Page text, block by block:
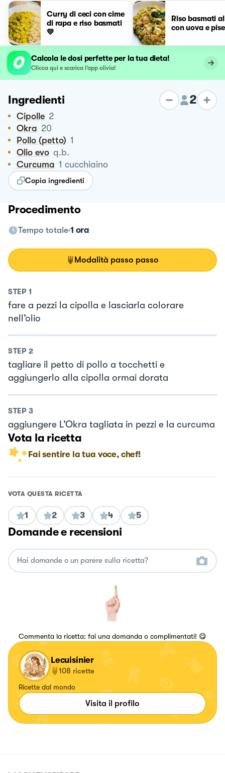
Curry di ceci con cime
di rapa e riso basmati
💛
Riso basmati
con uova e
Calcola le dosi perfette per la tua dieta!
Clicca qui e scarica l’app olivia!
Ingredienti 2
Cipolle 2
Okra 20
Pollo (petto) 1
Olio evo q.b.
Curcuma 1 cucchiaino
Copia ingredienti
Procedimento
Tempo totale 1 ora
Modalità passo passo
STEP 1
fare a pezzi la cipolla e lasciarla colorare
nell’olio
STEP 2
tagliare il petto di pollo a tocchetti e
aggiungerlo alla cipolla ormai dorata
STEP 3
aggiungere L’Okra tagliata in pezzi e la curcuma
Vota la ricetta
Fai sentire la tua voce, chef!
VOTA QUESTA RICETTA
1 2 3 4 5
Domande e recensioni
Commenta la ricetta: fai una domanda o complimentati! 😋
Lecuisinier
108 ricette
Ricette dal mondo
Visita il profilo